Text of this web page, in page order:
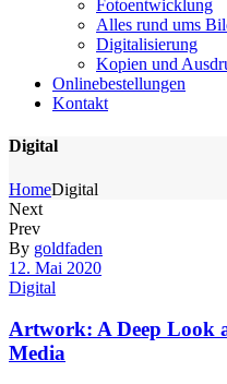
Fotoentwicklung
Alles rund ums
Digitalisierung
Kopien und
Onlinebestellungen
Kontakt
Digital
HomeDigital
Next
Prev
By goldfaden
12. Mai 2020
Digital
Artwork: A Deep Look
Media